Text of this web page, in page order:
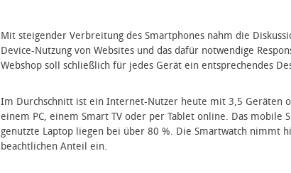
Mit steigender Verbreitung des Smartphones nahm die
Device-Nutzung von Websites und das dafür notwendige
Webshop soll schließlich für jedes Gerät ein entsprechendes
Im Durchschnitt ist ein Internet-Nutzer heute mit 3,5 Geräten
einem PC, einem Smart TV oder per Tablet online. Das mobile
genutzte Laptop liegen bei über 80 %. Die Smartwatch nimmt
beachtlichen Anteil ein.